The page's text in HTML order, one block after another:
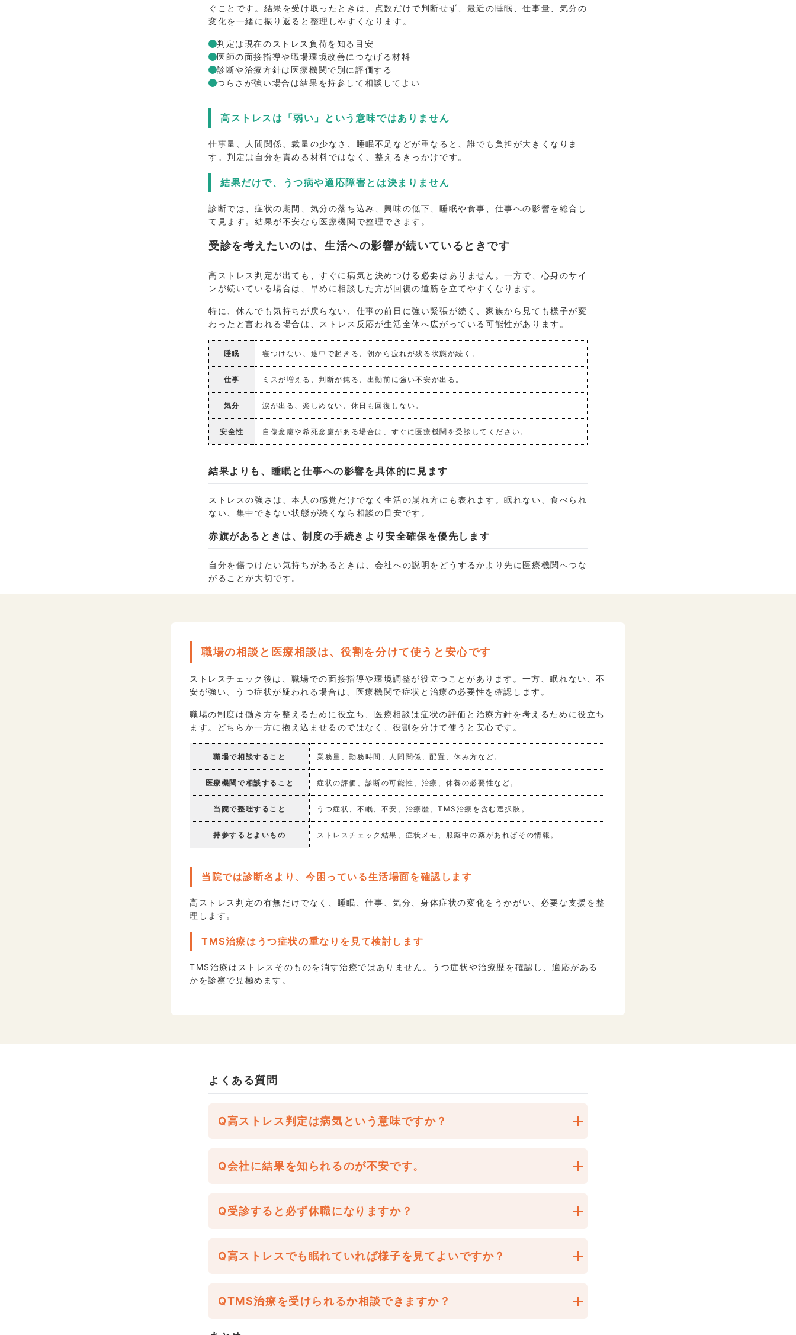
ぐことです。結果を受け取ったときは、点数だけで判断せず、最近の睡眠、仕事量、気分の
変化を一緒に振り返ると整理しやすくなります。
判定は現在のストレス負荷を知る目安
医師の面接指導や職場環境改善につなげる材料
診断や治療方針は医療機関で別に評価する
つらさが強い場合は結果を持参して相談してよい
高ストレスは「弱い」という意味ではありません
仕事量、人間関係、裁量の少なさ、睡眠不足などが重なると、誰でも負担が大きくなりま
す。判定は自分を責める材料ではなく、整えるきっかけです。
結果だけで、うつ病や適応障害とは決まりません
診断では、症状の期間、気分の落ち込み、興味の低下、睡眠や食事、仕事への影響を総合し
て見ます。結果が不安なら医療機関で整理できます。
受診を考えたいのは、生活への影響が続いているときです
高ストレス判定が出ても、すぐに病気と決めつける必要はありません。一方で、心身のサイ
ンが続いている場合は、早めに相談した方が回復の道筋を立てやすくなります。
特に、休んでも気持ちが戻らない、仕事の前日に強い緊張が続く、家族から見ても様子が変
わったと言われる場合は、ストレス反応が生活全体へ広がっている可能性があります。
睡眠 寝つけない、途中で起きる、朝から疲れが残る状態が続く。
仕事 ミスが増える、判断が鈍る、出勤前に強い不安が出る。
気分 涙が出る、楽しめない、休日も回復しない。
安全性 自傷念慮や希死念慮がある場合は、すぐに医療機関を受診してください。
結果よりも、睡眠と仕事への影響を具体的に見ます
ストレスの強さは、本人の感覚だけでなく生活の崩れ方にも表れます。眠れない、食べられ
ない、集中できない状態が続くなら相談の目安です。
赤旗があるときは、制度の手続きより安全確保を優先します
自分を傷つけたい気持ちがあるときは、会社への説明をどうするかより先に医療機関へつな
がることが大切です。
職場の相談と医療相談は、役割を分けて使うと安心です
ストレスチェック後は、職場での面接指導や環境調整が役立つことがあります。一方、眠れない、不
安が強い、うつ症状が疑われる場合は、医療機関で症状と治療の必要性を確認します。
職場の制度は働き方を整えるために役立ち、医療相談は症状の評価と治療方針を考えるために役立ち
ます。どちらか一方に抱え込ませるのではなく、役割を分けて使うと安心です。
職場で相談すること 業務量、勤務時間、人間関係、配置、休み方など。
医療機関で相談すること 症状の評価、診断の可能性、治療、休養の必要性など。
当院で整理すること うつ症状、不眠、不安、治療歴、TMS治療を含む選択肢。
持参するとよいもの ストレスチェック結果、症状メモ、服薬中の薬があればその情報。
当院では診断名より、今困っている生活場面を確認します
高ストレス判定の有無だけでなく、睡眠、仕事、気分、身体症状の変化をうかがい、必要な支援を整
理します。
TMS治療はうつ症状の重なりを見て検討します
TMS治療はストレスそのものを消す治療ではありません。うつ症状や治療歴を確認し、適応がある
かを診察で見極めます。
よくある質問
Q高ストレス判定は病気という意味ですか？
Q会社に結果を知られるのが不安です。
Q受診すると必ず休職になりますか？
Q高ストレスでも眠れていれば様子を見てよいですか？
QTMS治療を受けられるか相談できますか？